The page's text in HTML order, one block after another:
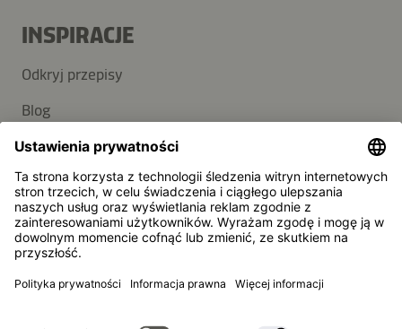
INSPIRACJE
Odkryj przepisy
Blog
Kontakt
FAQ
Kikkoman Corporation, Japan.